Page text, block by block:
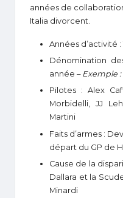
années de
Italia divorcent.
Années d’activité :
Dénomination
année – Exemple :
Pilotes : Alex
Morbidelli, JJ
Martini
Faits d’armes :
départ du GP de
Cause de la
Dallara et la
Minardi